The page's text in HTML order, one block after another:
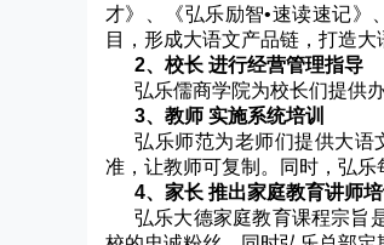
才》、《弘乐励智•速读速记》
目，形成大语文产品链，打造大
2、校长 进行经营管理指导
弘乐儒商学院为校长们提供
3、教师 实施系统培训
弘乐师范为老师们提供大语
准，让教师可复制。同时，弘乐
4、家长 推出家庭教育讲师培
弘乐大德家庭教育课程宗旨